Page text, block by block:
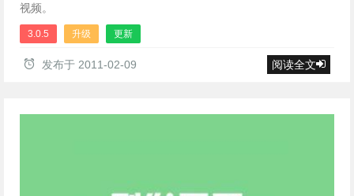
视频。
3.0.5 升级 更新
发布于 2011-02-09 阅读全文